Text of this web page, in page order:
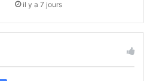
il y a 7 jours